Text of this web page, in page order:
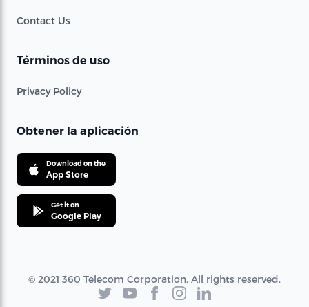
Contact Us
Términos de uso
Privacy Policy
Obtener la aplicación
Download on the
App Store
Get it on
Google Play
© 2021 360 Telecom Corporation. All rights reserved.